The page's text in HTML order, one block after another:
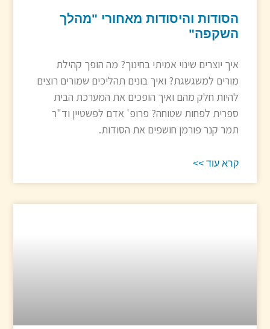
הסודות והיסודות מאחורי "מהלך
השקפה"
איך יוצרים שינוי אמיתי בחינוך? מה הופך קהילת
מורים למשגשגת? ואיך בונים תהליכים שמורים רוצים
להיות חלק מהם ואיך הופכים את המערכת הבית
ספרית לפחות שטוחה? פרופ' אדם לפשטיין וד"ר
תמר קנר פורמן חושפים את הסודות.
קרא עוד >>